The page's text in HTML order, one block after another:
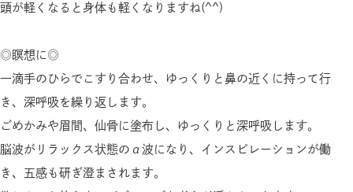
頭が軽くなると身体も軽くなりますね(^^)
◎瞑想に◎
一滴手のひらでこすり合わせ、ゆっくりと鼻の近くに持って行
き、深呼吸を繰り返します。
ごめかみや眉間、仙骨に塗布し、ゆっくりと深呼吸します。
脳波がリラックス状態のα波になり、インスピレーションが働
き、五感も研ぎ澄まされます。